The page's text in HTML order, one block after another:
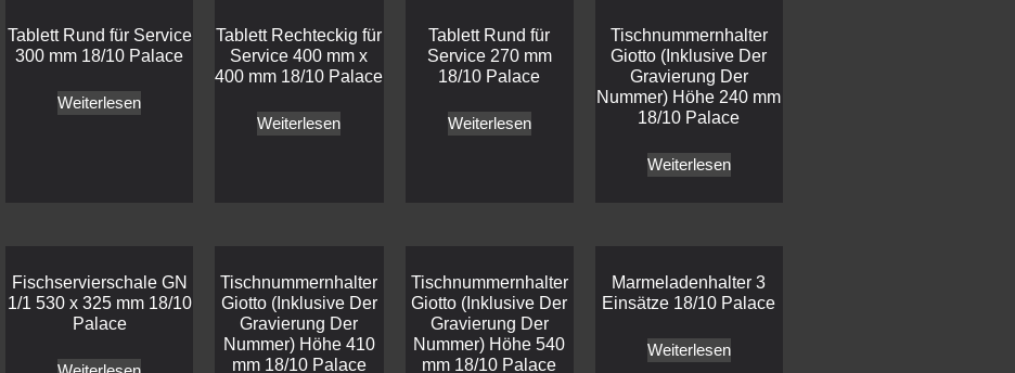
Tablett Rund für Service
300 mm 18/10 Palace
Weiterlesen
Tablett Rechteckig für
Service 400 mm x
400 mm 18/10 Palace
Weiterlesen
Tablett Rund für
Service 270 mm
18/10 Palace
Weiterlesen
Tischnummernhalter
Giotto (Inklusive Der
Gravierung Der
Nummer) Höhe 240 mm
18/10 Palace
Weiterlesen
Fischservierschale GN
1/1 530 x 325 mm 18/10
Palace
Tischnummernhalter
Giotto (Inklusive Der
Gravierung Der
Nummer) Höhe 410
mm 18/10 Palace
Tischnummernhalter
Giotto (Inklusive Der
Gravierung Der
Nummer) Höhe 540
mm 18/10 Palace
Marmeladenhalter 3
Einsätze 18/10 Palace
Weiterlesen